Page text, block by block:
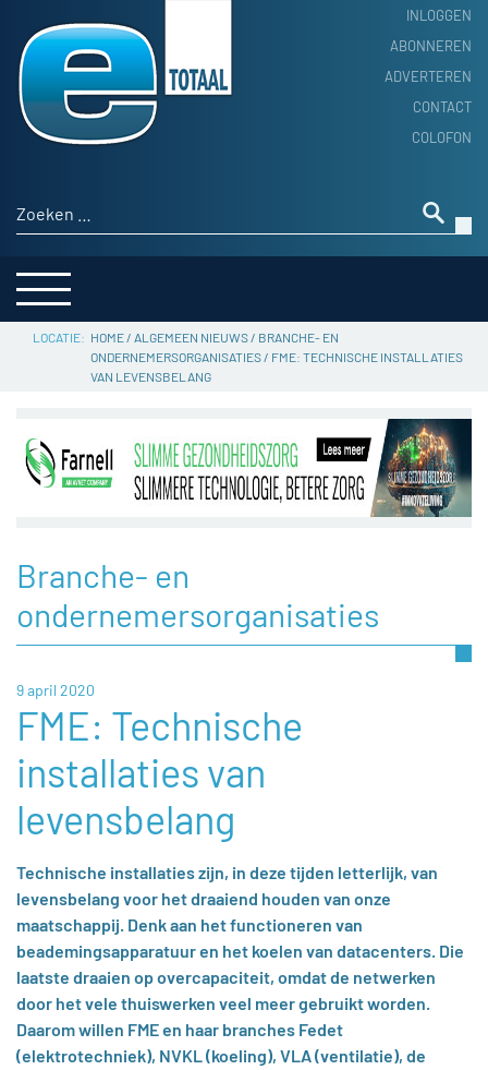
INLOGGEN
ABONNEREN
ADVERTEREN
CONTACT
COLOFON
Zoeken naar:
HOME
PRODUCTNIEUWS
ACHTERGROND
THEMA’S
SERVICE
HOME/ ALGEMEEN NIEUWS/ BRANCHE- EN
ONDERNEMERSORGANISATIES/ FME: TECHNISCHE INSTALLATIES
VAN LEVENSBELANG
Branche- en
ondernemersorganisaties
9 april 2020
FME: Technische
installaties van
levensbelang
Technische installaties zijn, in deze tijden letterlijk, van
levensbelang voor het draaiend houden van onze
maatschappij. Denk aan het functioneren van
beademingsapparatuur en het koelen van datacenters. Die
laatste draaien op overcapaciteit, omdat de netwerken
door het vele thuiswerken veel meer gebruikt worden.
Daarom willen FME en haar branches Fedet
(elektrotechniek), NVKL (koeling), VLA (ventilatie), de